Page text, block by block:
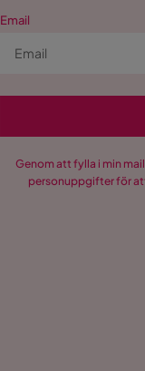
Email
Genom att fylla i min
personuppgifter för